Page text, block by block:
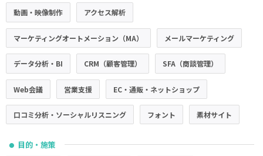
動画・映像制作 アクセス解析
マーケティングオートメーション（MA） メールマーケティング
データ分析・BI CRM（顧客管理） SFA（商談管理）
Web会議 営業支援 EC・通販・ネットショップ
口コミ分析・ソーシャルリスニング フォント 素材サイト
● 目的・施策